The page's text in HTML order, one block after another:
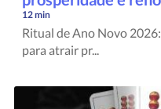
12 min
Ritual de Ano Novo
para atrair pr...